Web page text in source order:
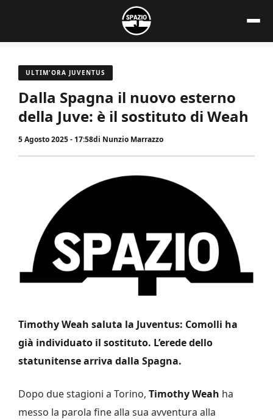
contenuto
ULTIM'ORA JUVENTUS
Dalla Spagna il nuovo esterno
della Juve: è il sostituto di Weah
5 Agosto 2025 - 17:58di Nunzio Marrazzo
Timothy Weah saluta la Juventus: Comolli ha
già individuato il sostituto. L’erede dello
statunitense arriva dalla Spagna.
Dopo due stagioni a Torino, Timothy Weah ha
messo la parola fine alla sua avventura alla